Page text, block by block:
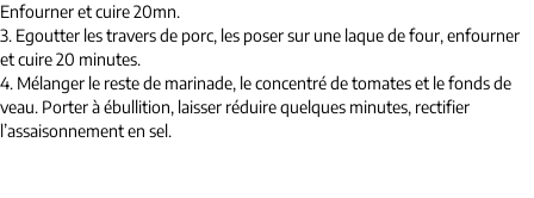
Enfourner et cuire 20mn.
3. Egoutter les travers de porc, les poser sur une laque de four, enfourner
et cuire 20 minutes.
4. Mélanger le reste de marinade, le concentré de tomates et le fonds de
veau. Porter à ébullition, laisser réduire quelques minutes, rectifier
l’assaisonnement en sel.